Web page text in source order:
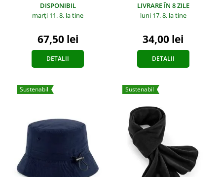
DISPONIBIL
marți 11. 8. la tine
67,50 lei
DETALII
LIVRARE ÎN 8 ZILE
luni 17. 8. la tine
34,00 lei
DETALII
Sustenabil Sustenabil